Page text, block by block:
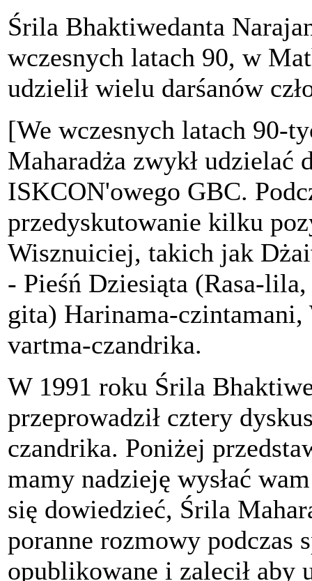
Śrila Bhaktiwedanta
wczesnych latach 90, w
udzielił wielu darśanów
[We wczesnych latach 90-
Maharadża zwykł udzielać
ISKCON'owego GBC.
przedyskutowanie kilku
Wisznuiciej, takich jak
- Pieśń Dziesiąta (Rasa-
gita) Harinama-
vartma-czandrika.
W 1991 roku Śrila
przeprowadził cztery
czandrika. Poniżej
mamy nadzieję wysłać
się dowiedzieć, Śrila
poranne rozmowy podczas
opublikowane i zalecił aby